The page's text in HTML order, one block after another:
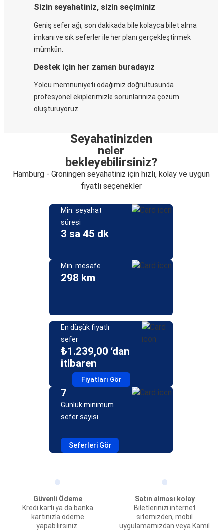
Sizin seyahatiniz, sizin seçiminiz
Geniş sefer ağı, son dakikada bile kolayca bilet alma
imkanı ve sık seferler ile her planı gerçekleştirmek
mümkün.
Destek için her zaman buradayız
Yolcu memnuniyeti odağımız doğrultusunda
profesyonel ekiplerimizle sorunlarınıza çözüm
oluşturuyoruz.
Seyahatinizden
neler
bekleyebilirsiniz?
Hamburg - Groningen seyahatiniz için hızlı, kolay ve uygun
fiyatlı seçenekler
Min. seyahat
süresi
3 sa 45 dk
Min. mesafe
298 km
En düşük fiyatlı
sefer
₺1.239,00 ‘dan
itibaren
Fiyatları Gör
7
Günlük minimum
sefer sayısı
Seferleri Gör
Güvenli Ödeme
Kredi kartı ya da banka
kartınızla ödeme
yapabilirsiniz.
Satın alması kolay
Biletlerinizi internet
sitemizden, mobil
uygulamamızdan veya Kamil